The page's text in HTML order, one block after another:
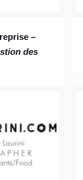
–
des